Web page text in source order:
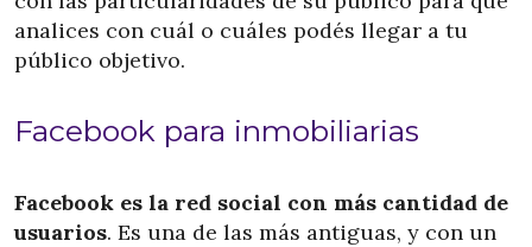
analices con cuál o cuáles podés llegar a tu
público objetivo.
Facebook para inmobiliarias
Facebook es la red social con más cantidad de
usuarios. Es una de las más antiguas, y con un